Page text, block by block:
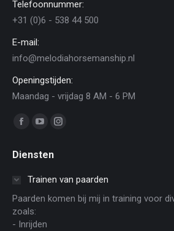
Telefoonnummer:
+31 (0)6 - 538 44 500
E-mail:
info@melodiahorsemanship.nl
Openingstijden:
Maandag - vrijdag 8 AM - 6 PM
Vind ons op:
Facebook
opens
window
YouTube
opens
in
Instagram
in
Diensten
Trainen van paarden
Paarden komen bij mij in training voor
zoals:
- Inrijden